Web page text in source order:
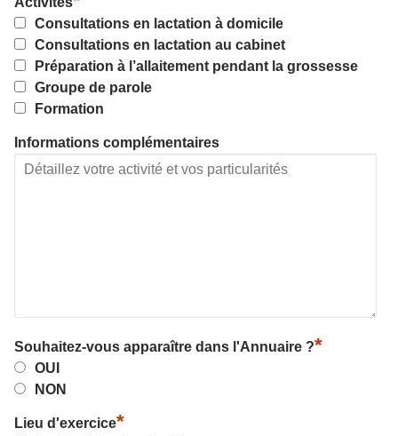
Consultations en lactation à domicile
Consultations en lactation au cabinet
Préparation à l’allaitement pendant la grossesse
Groupe de parole
Formation
Informations complémentaires
Souhaitez-vous apparaître dans l'Annuaire ?*
OUI
NON
Lieu d'exercice*